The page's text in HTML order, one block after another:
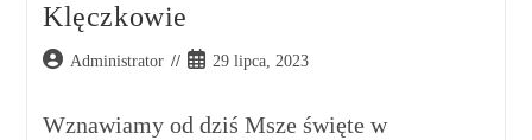
Klęczkowie
Administrator 29 lipca, 2023
Wznawiamy od dziś Msze święte w